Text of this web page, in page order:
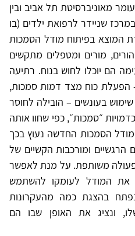
מאוניברסיטת תל אביב ובין
שניידר לרפואת ילדים (בו
המוצא בפיתוח מודל הסמכות
מורים ומטפלים מתקשים
הם יוכלו לחוש בנוח. רתיעה
כוח מצד דמות סמכות,
בעונשים – הובילה לחוסר
״סמכות״, כפי שחוו אותה
הסמכות החדשה נעוץ בכך
ומורכבות הקשיים של
משותפת. על מנת לאפשר
את המודל לעומקו להשתמש
בהצגת כמה מהעקרונות
ונציג את האופן שבו הם